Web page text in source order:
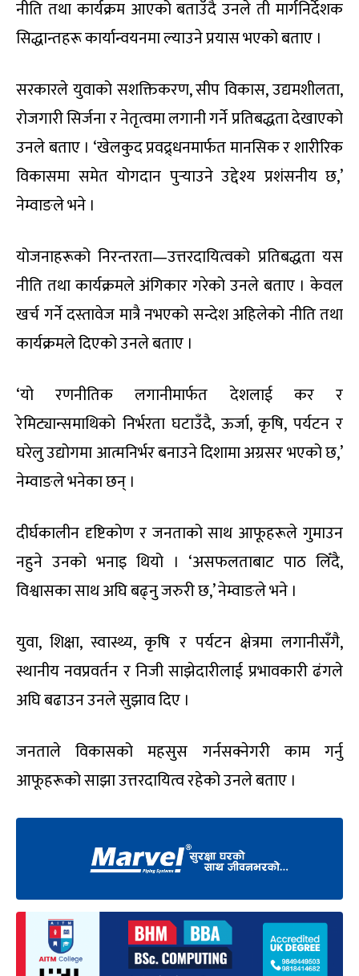
नीति तथा कार्यक्रम आएको बताउँदै उनले ती मार्गनिर्देशक
सिद्धान्तहरू कार्यान्वयनमा ल्याउने प्रयास भएको बताए ।
सरकारले युवाको सशक्तिकरण, सीप विकास, उद्यमशीलता,
रोजगारी सिर्जना र नेतृत्वमा लगानी गर्ने प्रतिबद्धता देखाएको
उनले बताए । ‘खेलकुद प्रवद्र्धनमार्फत मानसिक र शारीरिक
विकासमा समेत योगदान पुर्‍याउने उद्देश्य प्रशंसनीय छ,’
नेम्वाङले भने ।
योजनाहरूको निरन्तरता—उत्तरदायित्वको प्रतिबद्धता यस
नीति तथा कार्यक्रमले अंगिकार गरेको उनले बताए । केवल
खर्च गर्ने दस्तावेज मात्रै नभएको सन्देश अहिलेको नीति तथा
कार्यक्रमले दिएको उनले बताए ।
‘यो रणनीतिक लगानीमार्फत देशलाई कर र
रेमिट्यान्समाथिको निर्भरता घटाउँदै, ऊर्जा, कृषि, पर्यटन र
घरेलु उद्योगमा आत्मनिर्भर बनाउने दिशामा अग्रसर भएको छ,’
नेम्वाङले भनेका छन् ।
दीर्घकालीन दृष्टिकोण र जनताको साथ आफूहरूले गुमाउन
नहुने उनको भनाइ थियो । ‘असफलताबाट पाठ लिँदै,
विश्वासका साथ अघि बढ्नु जरुरी छ,’ नेम्वाङले भने ।
युवा, शिक्षा, स्वास्थ्य, कृषि र पर्यटन क्षेत्रमा लगानीसँगै,
स्थानीय नवप्रवर्तन र निजी साझेदारीलाई प्रभावकारी ढंगले
अघि बढाउन उनले सुझाव दिए ।
जनताले विकासको महसुस गर्नसक्नेगरी काम गर्नु
आफूहरूको साझा उत्तरदायित्व रहेको उनले बताए ।